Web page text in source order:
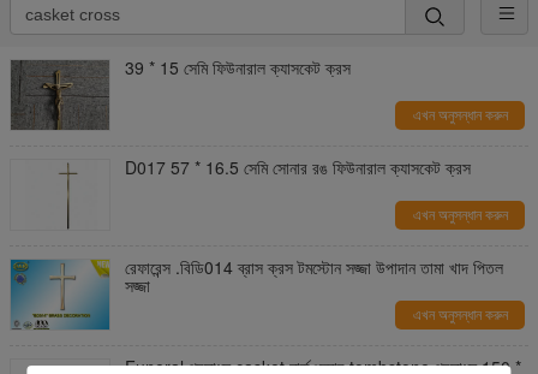
39 * 15 সেমি ফিউনারাল ক্যাসকেট ক্রস
এখন অনুসন্ধান করুন
D017 57 * 16.5 সেমি সোনার রঙ ফিউনারাল ক্যাসকেট ক্রস
এখন অনুসন্ধান করুন
রেফারেন্স .বিডি014 ব্রাস ক্রস টমস্টোন সজ্জা উপাদান তামা খাদ পিতল
সজ্জা
এখন অনুসন্ধান করুন
Funeral প্রসাধন casket হার্ডওয়্যার tombstone প্রসাধন 150 *